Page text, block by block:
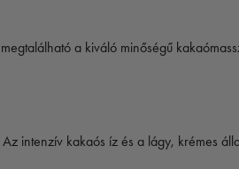
a kiváló minőségű
intenzív kakaós íz és a lágy, krémes